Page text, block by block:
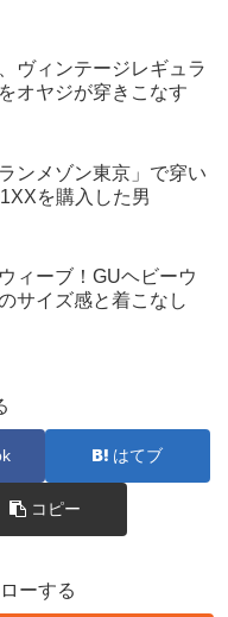
ヴィンテージレギュラ
オヤジが穿きこなす
ンメゾン東京」で穿い
を購入した男
ィーブ！GUヘビーウ
サイズ感と着こなし
はてブ
コピー
ーする